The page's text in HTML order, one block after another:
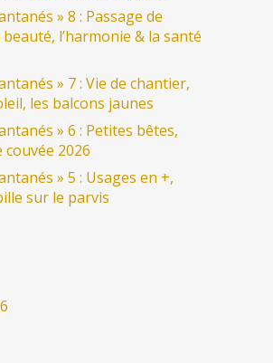
» 8 : Passage de
l’harmonie & la santé
» 7 : Vie de chantier,
les balcons jaunes
» 6 : Petites bêtes,
couvée 2026
» 5 : Usages en +,
sur le parvis